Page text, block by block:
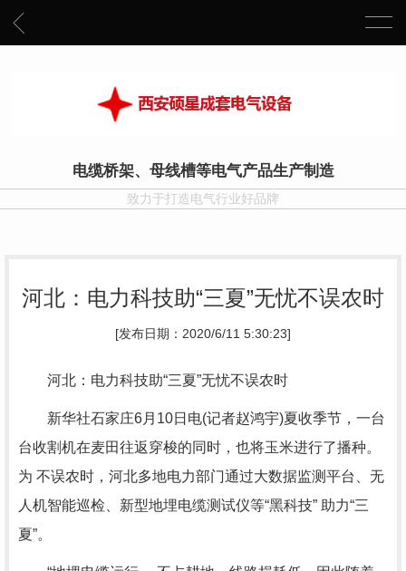
电缆桥架、母线槽等电气产品生产制造
致力于打造电气行业好品牌
河北：电力科技助“三夏”无忧不误农时
[发布日期：2020/6/11 5:30:23]
河北：电力科技助“三夏”无忧不误农时
新华社石家庄6月10日电(记者赵鸿宇)夏收季节，一台
台收割机在麦田往返穿梭的同时，也将玉米进行了播种。
为 不误农时，河北多地电力部门通过大数据监测平台、无
人机智能巡检、新型地埋电缆测试仪等“黑科技” 助力“三
夏”。